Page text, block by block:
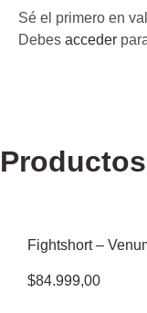
Sé el primero en
Debes acceder
Fightshort –
$84.999,00